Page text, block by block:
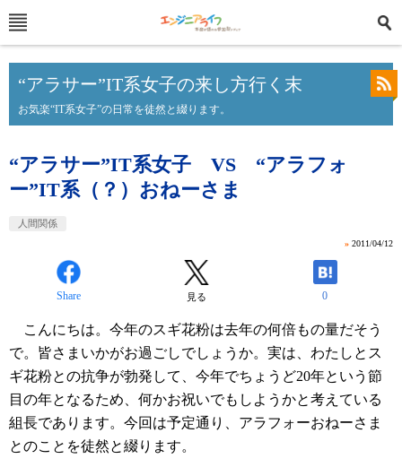
“アラサー”IT系女子の来し方行く末
お気楽“IT系女子”の日常を徒然と綴ります。
“アラサー”IT系女子 VS “アラフォ
ー”IT系（？）おねーさま
人間関係
» 2011/04/12
Share 見る 0
こんにちは。今年のスギ花粉は去年の何倍もの量だそう
で。皆さまいかがお過ごしでしょうか。実は、わたしとス
ギ花粉との抗争が勃発して、今年でちょうど20年という節
目の年となるため、何かお祝いでもしようかと考えている
組長であります。今回は予定通り、アラフォーおねーさま
とのことを徒然と綴ります。